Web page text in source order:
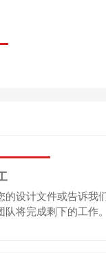
的设计文件或告诉我
队将完成剩下的工作。